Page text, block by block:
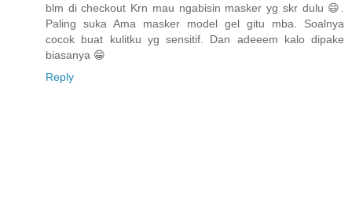
blm di checkout Krn mau ngabisin masker yg skr dulu 😄.
Paling suka Ama masker model gel gitu mba. Soalnya
cocok buat kulitku yg sensitif. Dan adeeem kalo dipake
biasanya 😁
Reply